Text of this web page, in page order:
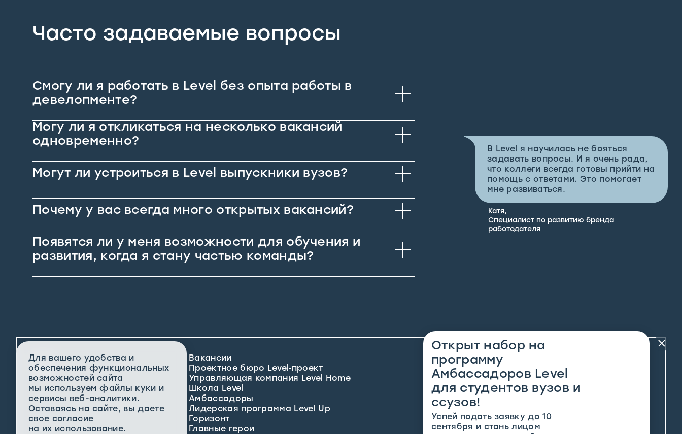
Открыт набор на
программу
Амбассадоров Level
для студентов вузов и
ссузов!
Успей подать заявку до 10
сентября и стань лицом
Часто задаваемые вопросы
Смогу ли я работать в Level без опыта работы в
девелопменте?
Могу ли я откликаться на несколько вакансий
одновременно?
Могут ли устроиться в Level выпускники вузов?
Почему у вас всегда много открытых вакансий?
Появятся ли у меня возможности для обучения и
развития, когда я стану частью команды?
В Level я научилась не бояться
задавать вопросы. И я очень рада,
что коллеги всегда готовы прийти на
помощь с ответами. Это помогает
мне развиваться.
Катя,
Специалист по развитию бренда
работодателя
Вакансии
Проектное бюро Level‑проект
Управляющая компания Level Home
Школа Level
Амбассадоры
Лидерская программа Level Up
Горизонт
Главные герои
Контакты
recruitment@levelgroup.ru
резюме, сделайте
это, пожалуйста,
Для вашего удобства и
обеспечения функциональных
возможностей сайта
мы используем файлы куки и
сервисы веб-аналитики.
Оставаясь на сайте, вы даете
свое согласие
на их использование.